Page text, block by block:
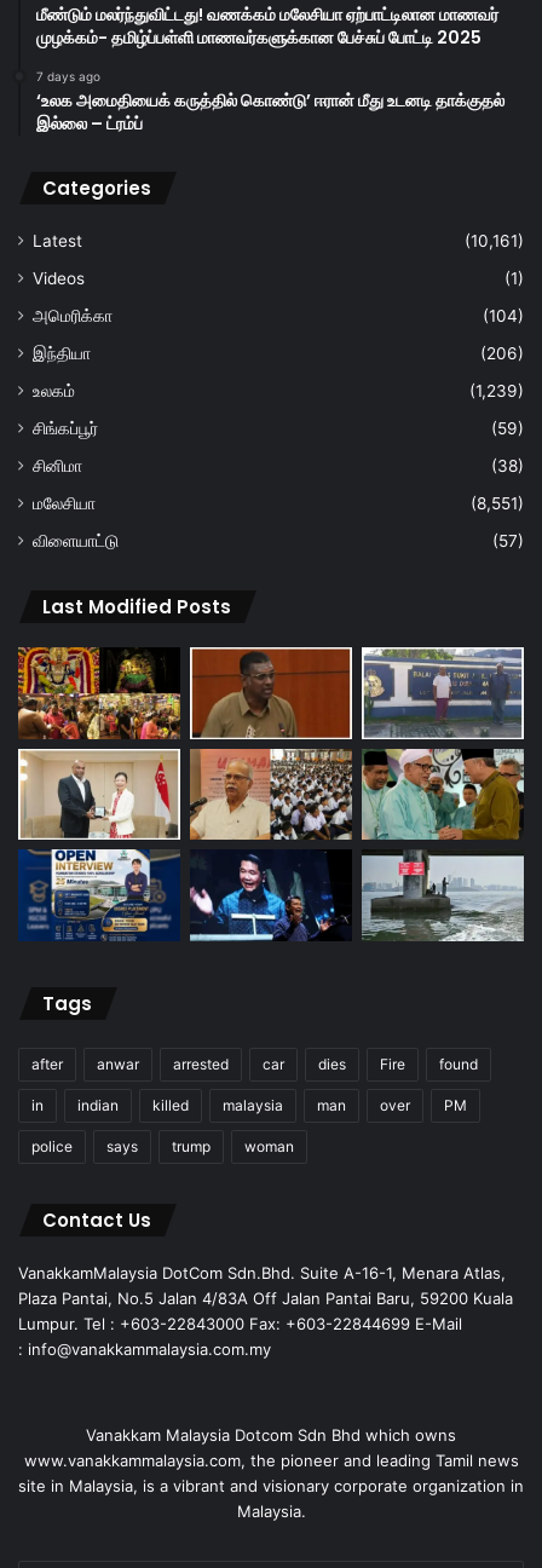
மீண்டும் மலர்ந்துவிட்டது! வணக்கம் மலேசியா ஏற்பாட்டிலான மாணவர்
முழக்கம்- தமிழ்ப்பள்ளி மாணவர்களுக்கான பேச்சுப் போட்டி 2025
7 days ago
‘உலக அமைதியைக் கருத்தில் கொண்டு’ ஈரான் மீது உடனடி தாக்குதல்
இல்லை – ட்ரம்ப்
Categories
Latest
(10,161)
Videos
(1)
அமெரிக்கா
(104)
இந்தியா
(206)
உலகம்
(1,239)
சிங்கப்பூர்
(59)
சினிமா
(38)
மலேசியா
(8,551)
விளையாட்டு
(57)
Last Modified Posts
Tags
after anwar arrested car dies Fire found
in indian killed malaysia man over PM
police says trump woman
Contact Us
VanakkamMalaysia DotCom Sdn.Bhd. Suite A-16-1, Menara Atlas,
Plaza Pantai, No.5 Jalan 4/83A Off Jalan Pantai Baru, 59200 Kuala
Lumpur. Tel : +603-22843000 Fax: +603-22844699 E-Mail
: info@vanakkammalaysia.com.my
Vanakkam Malaysia Dotcom Sdn Bhd which owns
www.vanakkammalaysia.com, the pioneer and leading Tamil news
site in Malaysia, is a vibrant and visionary corporate organization in
Malaysia.